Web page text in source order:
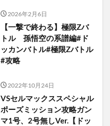
2026年2月6日
【一撃で終わる】極限Zバ
トル 孫悟空の系譜編#ド
ッカンバトル#極限Zバトル
#攻略
2022年10月24日
VSセルマックススペシャル
ポーズミッション攻略ガン
マ1号、2号無しVer.【ドッ